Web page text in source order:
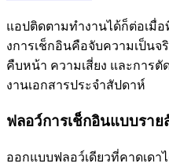
แอปติดตามทำงานได้ก็ต่อเมื่
งการเช็กอินคือจับความเป็นจ
คืบหน้า ความเสี่ยง และการตั
งานเอกสารประจำสัปดาห์
ฟลอว์การเช็กอินแบบรา
ออกแบบฟลอว์เดียวที่คาดเดา